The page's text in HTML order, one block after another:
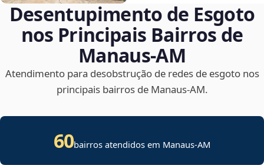
Desentupimento de Esgoto
nos Principais Bairros de
Manaus‑AM
Atendimento para desobstrução de redes de esgoto nos
principais bairros de Manaus‑AM.
60bairros atendidos em Manaus-AM